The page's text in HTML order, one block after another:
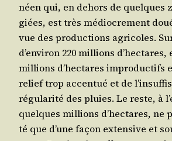
néen qui, en dehors de quelques
giées, est très médio­cre­ment
vue des pro­duc­tions agri­coles.
d’en­vi­ron 220 mil­lions d’hec­tares,
mil­lions d’hec­tares impro­duc­tifs
relief trop accen­tué et de
ré­gu­la­ri­té des pluies. Le reste, à
quelques mil­lions d’hec­tares, ne
té que d’une façon exten­sive et